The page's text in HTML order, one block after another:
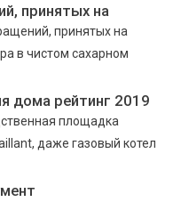
принятых на
принятых на
в чистом сахарном
дома рейтинг 2019
площадка
даже газовый котел